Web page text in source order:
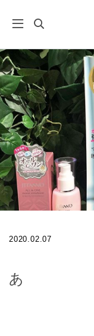
2020.02.07
あ